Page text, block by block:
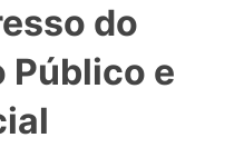
do
Público e